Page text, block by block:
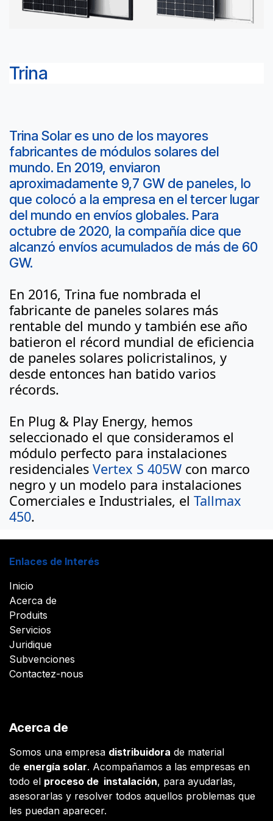
Trina
Trina Solar es uno de los mayores
fabricantes de módulos solares del
mundo. En 2019, enviaron
aproximadamente 9,7 GW de paneles, lo
que colocó a la empresa en el tercer lugar
del mundo en envíos globales. Para
octubre de 2020, la compañía dice que
alcanzó envíos acumulados de más de 60
GW.
En 2016, Trina fue nombrada el
fabricante de paneles solares más
rentable del mundo y también ese año
batieron el récord mundial de eficiencia
de paneles solares policristalinos, y
desde entonces han batido varios
récords.
En Plug & Play Energy, hemos
seleccionado el que consideramos el
módulo perfecto para instalaciones
residenciales Vertex S 405W con marco
negro y un modelo para instalaciones
Comerciales e Industriales, el Tallmax
450.
Enlaces de Interés
Inicio
Acerca de
Produits
Servicios
Juridique
Subvenciones
Contactez-nous
Acerca de
Somos una empresa distribuidora de material
de energía solar. Acompañamos a las empresas en
todo el proceso de instalación, para ayudarlas,
asesorarlas y resolver todos aquellos problemas que
les puedan aparecer.